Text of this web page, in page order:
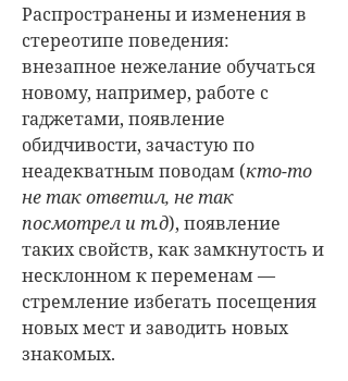
Распространены и изменения в
стереотипе поведения:
внезапное нежелание обучаться
новому, например, работе с
гаджетами, появление
обидчивости, зачастую по
неадекватным поводам (кто-то
не так ответил, не так
посмотрел и т.д), появление
таких свойств, как замкнутость и
несклонном к переменам —
стремление избегать посещения
новых мест и заводить новых
знакомых.